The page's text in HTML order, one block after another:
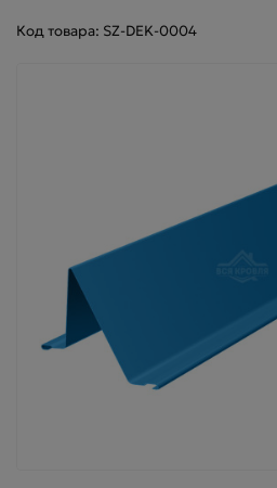
Код товара: SZ-DEK-0004